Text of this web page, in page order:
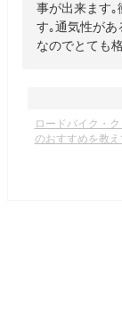
事が出来ます｡
す｡通気性があ
なのでとても
ロードバイク・
のおすすめを教え